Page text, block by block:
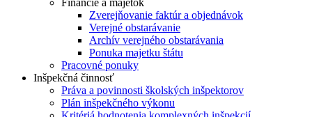
Financie a majetok
Zverejňovanie faktúr a objednávok
Verejné obstarávanie
Archív verejného obstarávania
Ponuka majetku štátu
Pracovné ponuky
Inšpekčná činnosť
Práva a povinnosti školských inšpektorov
Plán inšpekčného výkonu